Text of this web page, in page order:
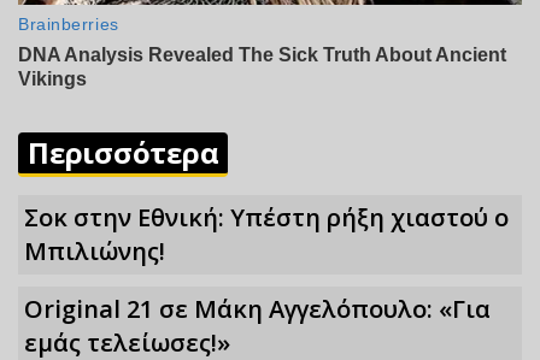
Περισσότερα
Σoκ στην Εθνική: Υπέστη ρήξη χιαστού ο
Μπιλιώνης!
Original 21 σε Μάκη Αγγελόπουλο: «Για
εμάς τελείωσες!»